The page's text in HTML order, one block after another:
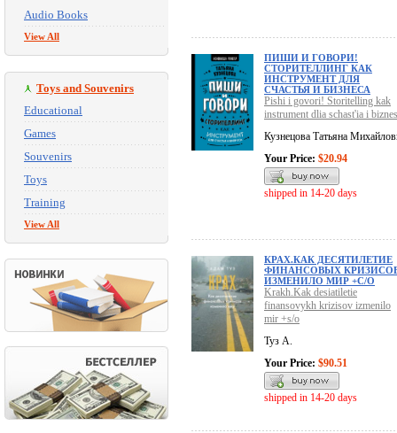
Audio Books
View All
Toys and Souvenirs
Educational
Games
Souvenirs
Toys
Training
View All
ПИШИ И ГОВОРИ!
СТОРИТЕЛЛИНГ КАК
ИНСТРУМЕНТ ДЛЯ
СЧАСТЬЯ И БИЗНЕСА
Pishi i govori! Storitelling kak
instrument dlia schast'ia i
Кузнецова Татьяна
Your Price: $20.94
shipped in 14-20 days
КРАХ.КАК ДЕСЯТИЛЕТИЕ
ФИНАНСОВЫХ
ИЗМЕНИЛО МИР +С/О
Krakh.Kak desiatiletie
finansovykh krizisov izmenilo
mir +s/o
Туз А.
Your Price: $90.51
shipped in 14-20 days